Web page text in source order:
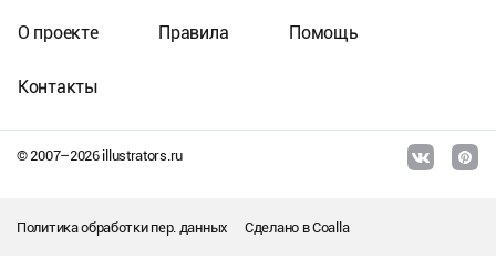
© 2007–2026illustrators.ru
О проекте Правила Помощь
Контакты
Политика обработки пер. данных Сделано вCoalla